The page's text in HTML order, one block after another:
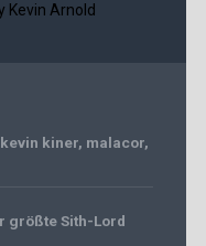
Kevin Arnold
kevin kiner, malacor,
größte Sith-Lord